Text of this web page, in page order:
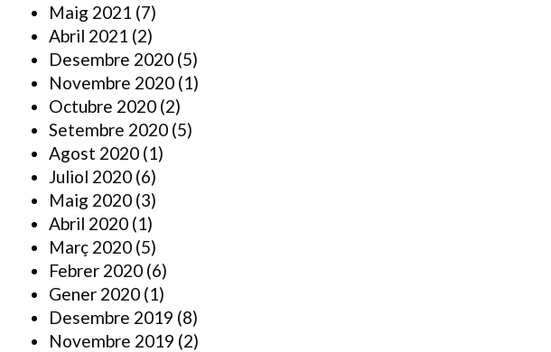
Maig 2021 (7)
Abril 2021 (2)
Desembre 2020 (5)
Novembre 2020 (1)
Octubre 2020 (2)
Setembre 2020 (5)
Agost 2020 (1)
Juliol 2020 (6)
Maig 2020 (3)
Abril 2020 (1)
Març 2020 (5)
Febrer 2020 (6)
Gener 2020 (1)
Desembre 2019 (8)
Novembre 2019 (2)